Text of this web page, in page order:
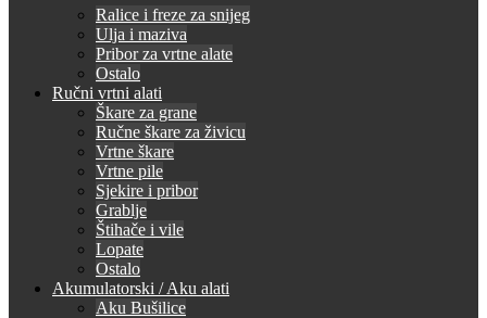
Ralice i freze za snijeg
Ulja i maziva
Pribor za vrtne alate
Ostalo
Ručni vrtni alati
Škare za grane
Ručne škare za živicu
Vrtne škare
Vrtne pile
Sjekire i pribor
Grablje
Štihače i vile
Lopate
Ostalo
Akumulatorski / Aku alati
Aku Bušilice